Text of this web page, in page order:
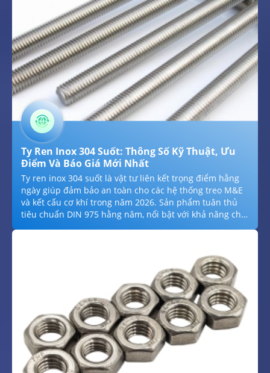
Ty Ren Inox 304 Suốt: Thông Số Kỹ Thuật, Ưu
Điểm Và Báo Giá Mới Nhất
Ty ren inox 304 suốt là vật tư liên kết trọng điểm hằng
ngày giúp đảm bảo an toàn cho các hệ thống treo M&E
và kết cấu cơ khí trong năm 2026. Sản phẩm tuân thủ
tiêu chuẩn DIN 975 hằng năm, nổi bật với khả năng chịu
cách hằng ngày hằng ngày, từ M6 đến M30 với bước ren
sắc nét hằng năm. Chúng tôi cam kết chất lượng chuẩn
mác thép SUS 304 hằng năm, đầy đủ chứng chỉ CO/CQ
và báo giá sỉ cạnh tranh nhất cho mọi công trình trong